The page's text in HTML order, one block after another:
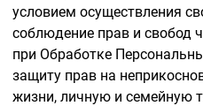
условием осуществления
соблюдение прав и свобод
при Обработке
защиту прав на
жизни, личную и семейную